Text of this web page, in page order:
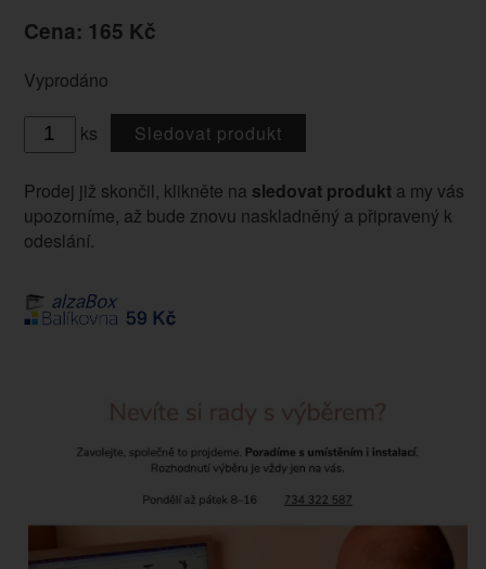
Cena: 165 Kč
Vyprodáno
ks Sledovat produkt
Prodej již skončil, klikněte na sledovat produkta my vás
upozorníme, až bude znovu naskladněný a připravený k
odeslání.